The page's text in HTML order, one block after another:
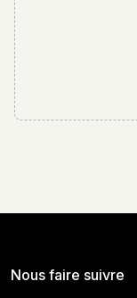
Nous faire suivre